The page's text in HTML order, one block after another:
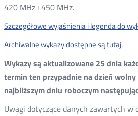
420 MHz i 450 MHz.
Szczegółowe wyjaśnienia i legenda do
Archiwalne wykazy dostępne są tutaj.
Wykazy są aktualizowane 25 dnia
termin ten przypadnie na dzień
najbliższym dniu roboczym
Uwagi dotyczące danych zawartych w